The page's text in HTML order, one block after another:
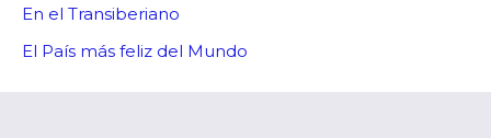
En el Transiberiano
El País más feliz del Mundo